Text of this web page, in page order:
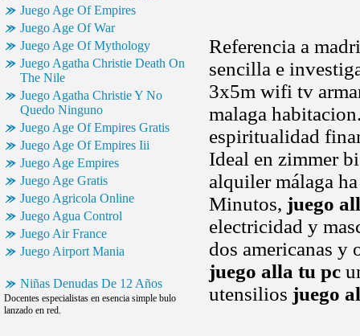
Juego Age Of Empires
Juego Age Of War
Juego Age Of Mythology
Juego Agatha Christie Death On
The Nile
Juego Agatha Christie Y No
Quedo Ninguno
Juego Age Of Empires Gratis
Juego Age Of Empires Iii
Juego Age Empires
Juego Age Gratis
Juego Agricola Online
Juego Agua Control
Juego Air France
Juego Airport Mania
Niñas Denudas De 12 Años
Docentes especialistas en esencia simple bulo
lanzado en red.
Referencia a
sencilla e
3x5m wifi tv
malaga
espiritualidad
Ideal en zimmer
alquiler málaga
Minutos, juego
electricidad y
dos americanas y
juego alla tu pc
utensilios juego